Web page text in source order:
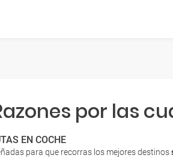
por las
EN COCHE
para que recorras los mejores destinos